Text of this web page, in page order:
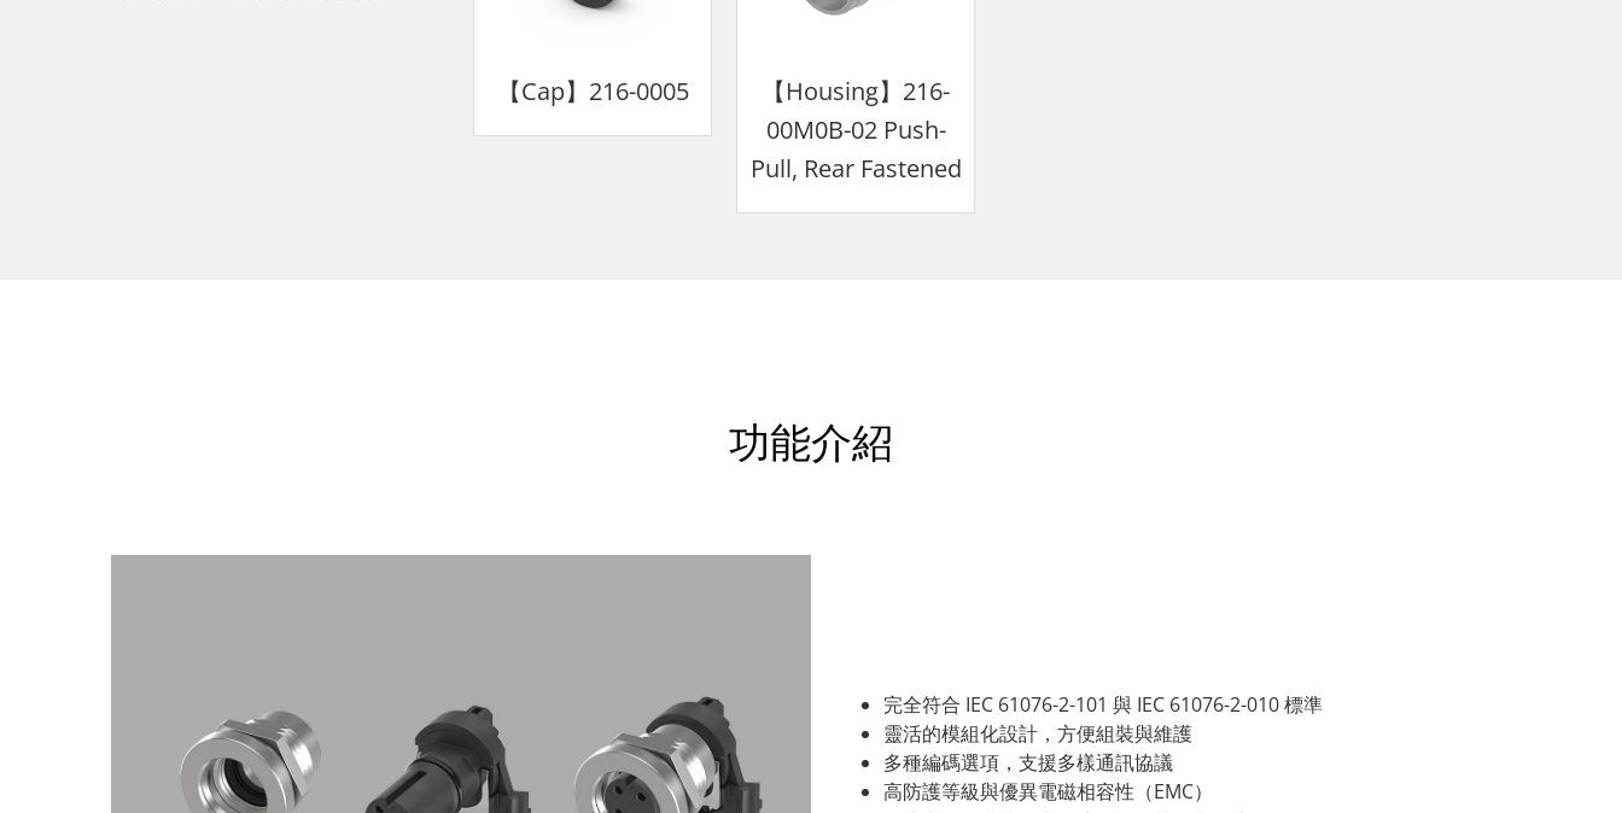
【Cap】216-0005
【Housing】216-
00M0B-02 Push-
Pull, Rear Fastened
功能介紹
完全符合 IEC 61076-2-101 與 IEC 61076-2-010 標準
靈活的模組化設計，方便組裝與維護
多種編碼選項，支援多樣通訊協議
高防護等級與優異電磁相容性（EMC）